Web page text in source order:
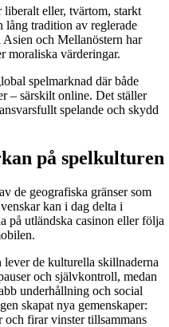
liberalt eller, tvärtom, starkt
lång tradition av reglerade
Asien och Mellanöstern har
moraliska värderingar.
spelmarknad där både
– särskilt online. Det ställer
spelande och skydd
på spelkulturen
de geografiska gränser som
kan i dag delta i
på utländska casinon eller följa
de kulturella skillnaderna
och självkontroll, medan
underhållning och social
skapat nya gemenskaper:
och firar vinster tillsammans